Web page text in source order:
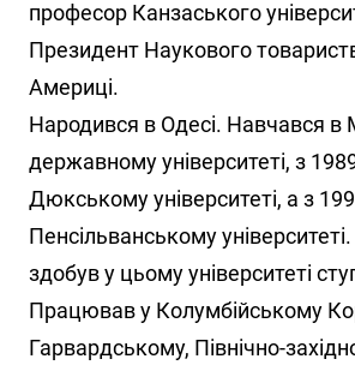
професор Канзаського
Президент Наукового
Америці.
Народився в Одесі. Навчався
державному університеті, з
Дюкському університеті, а з
Пенсільванському
здобув у цьому університеті
Працював у Колумбійському
Гарвардському, Північно-